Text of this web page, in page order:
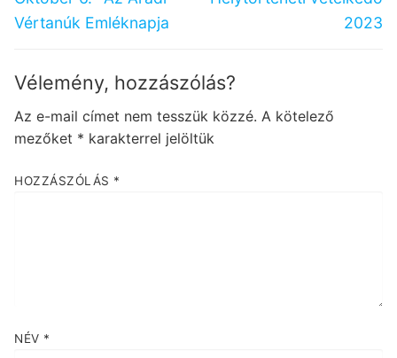
post:
Vértanúk Emléknapja
2023
Vélemény, hozzászólás?
Az e-mail címet nem tesszük közzé. A kötelező
mezőket * karakterrel jelöltük
HOZZÁSZÓLÁS *
NÉV *